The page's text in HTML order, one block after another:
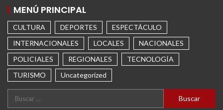
MENÚ PRINCIPAL
CULTURA DEPORTES
ESPECTÁCULO
INTERNACIONALES
LOCALES
NACIONALES
POLICIALES
REGIONALES
TECNOLOGÍA
TURISMO
Uncategorized